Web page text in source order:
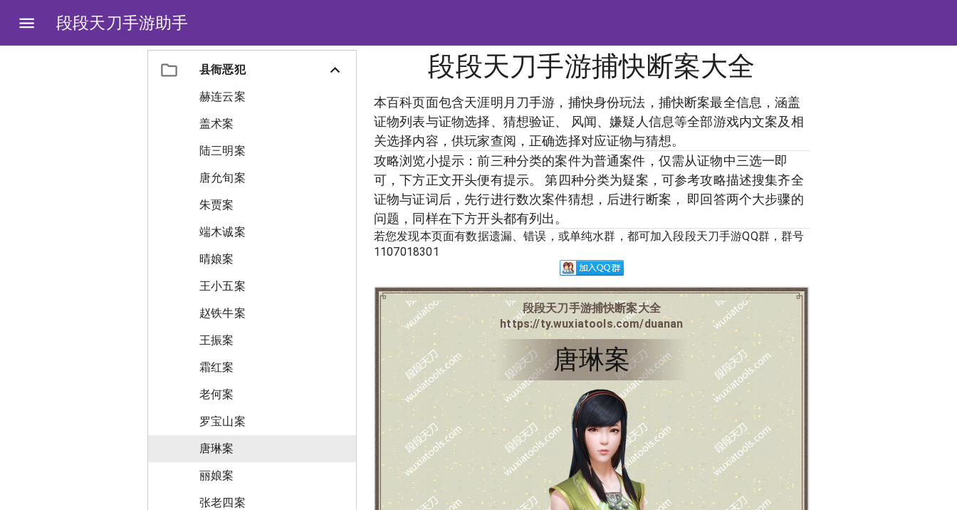
段段天刀手游助手
县衙恶犯
赫连云案
盖术案
陆三明案
唐允旬案
朱贾案
端木诚案
晴娘案
王小五案
赵铁牛案
王振案
霜红案
老何案
罗宝山案
唐琳案
丽娘案
张老四案
段段天刀手游捕快断案大全
本百科页面包含天涯明月刀手游，捕快身份玩法，捕快断案最全信息，涵盖
证物列表与证物选择、猜想验证、 风闻、嫌疑人信息等全部游戏内文案及相
关选择内容，供玩家查阅，正确选择对应证物与猜想。
攻略浏览小提示：前三种分类的案件为普通案件，仅需从证物中三选一即
可，下方正文开头便有提示。 第四种分类为疑案，可参考攻略描述搜集齐全
证物与证词后，先行进行数次案件猜想，后进行断案， 即回答两个大步骤的
问题，同样在下方开头都有列出。
若您发现本页面有数据遗漏、错误，或单纯水群，都可加入段段天刀手游QQ群，群号
1107018301
段段天刀手游捕快断案大全
https://ty.wuxiatools.com/duanan
唐琳案